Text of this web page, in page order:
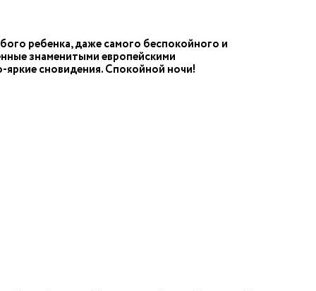
ребенка, даже самого беспокойного и
знаменитыми европейскими
яркие сновидения. Спокойной ночи!